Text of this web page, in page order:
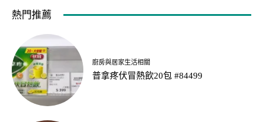
熱門推薦
廚房與居家生活相關
普拿疼伏冒熱飲20包 #84499